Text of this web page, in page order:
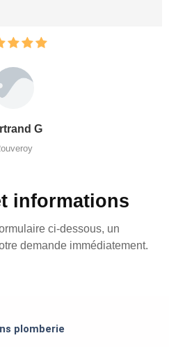
G
informations
ci-dessous, un
demande immédiatement.
plomberie